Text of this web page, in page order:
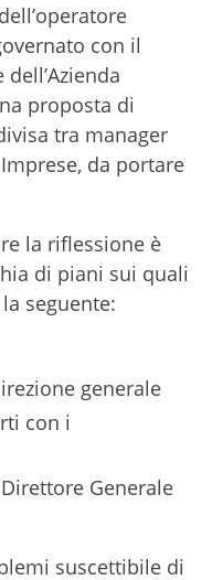
con il
proposta di
tra manager
da portare
la riflessione è
di piani sui quali
seguente:
generale
con i
Generale
suscettibile di